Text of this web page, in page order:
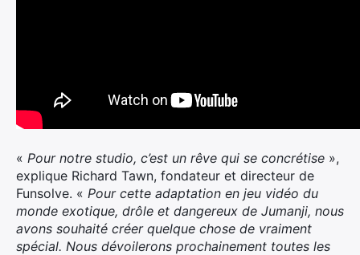
« Pour notre studio, c’est un rêve qui se concrétise »,
explique Richard Tawn, fondateur et directeur de
Funsolve. « Pour cette adaptation en jeu vidéo du
monde exotique, drôle et dangereux de Jumanji, nous
avons souhaité créer quelque chose de vraiment
spécial. Nous dévoilerons prochainement toutes les